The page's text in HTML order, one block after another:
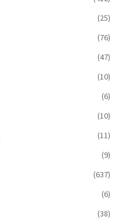
(25)
(76)
(47)
(10)
(6)
(10)
(11)
(9)
(637)
(6)
(38)